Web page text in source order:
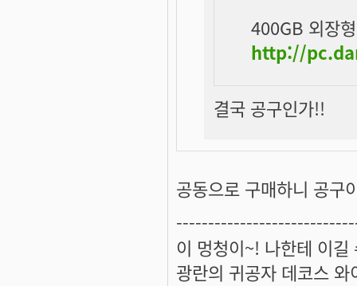
400GB 외장
http://
결국 공구인가!!
공동으로 구매하니 공구
이 멍청이~! 나한테 이
광란의 귀공자 데코스